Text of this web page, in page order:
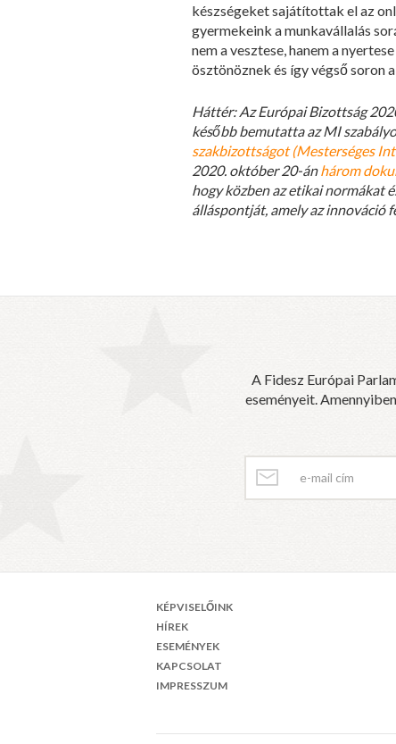
készségeket sajátítottak el az
gyermekeink a munkavállalás
nem a vesztese, hanem a
ösztönöznek és így végső soron
Háttér: Az Európai Bizottság
később bemutatta az MI
szakbizottságot (Mesterséges
2020. október 20-ánhárom
hogy közben az etikai normákat
álláspontját, amely az innováció
A Fidesz Európai
eseményeit.
KÉPVISELŐINK
HÍREK
ESEMÉNYEK
KAPCSOLAT
IMPRESSZUM